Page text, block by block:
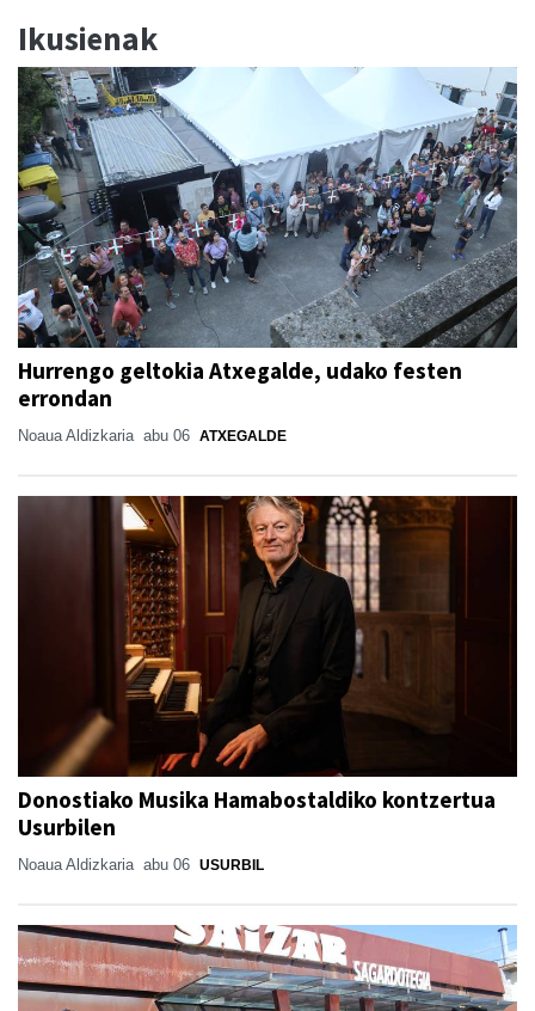
Ikusienak
Hurrengo geltokia Atxegalde, udako festen
errondan
Noaua Aldizkaria abu 06 ATXEGALDE
Donostiako Musika Hamabostaldiko kontzertua
Usurbilen
Noaua Aldizkaria abu 06 USURBIL